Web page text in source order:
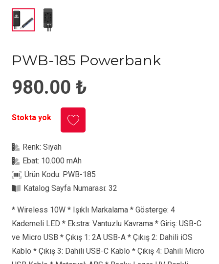
PWB-185 Powerbank
980.00 ₺
Stokta yok
Renk:Siyah
Ebat: 10.000 mAh
Ürün Kodu: PWB-185
Katalog Sayfa Numarası:32
* Wireless 10W * Işıklı Markalama * Gösterge: 4
Kademeli LED * Ekstra: Vantuzlu Kavrama * Giriş: USB-C
ve Micro USB * Çıkış 1: 2A USB-A * Çıkış 2: Dahili iOS
Kablo * Çıkış 3: Dahili USB-C Kablo * Çıkış 4: Dahili Micro